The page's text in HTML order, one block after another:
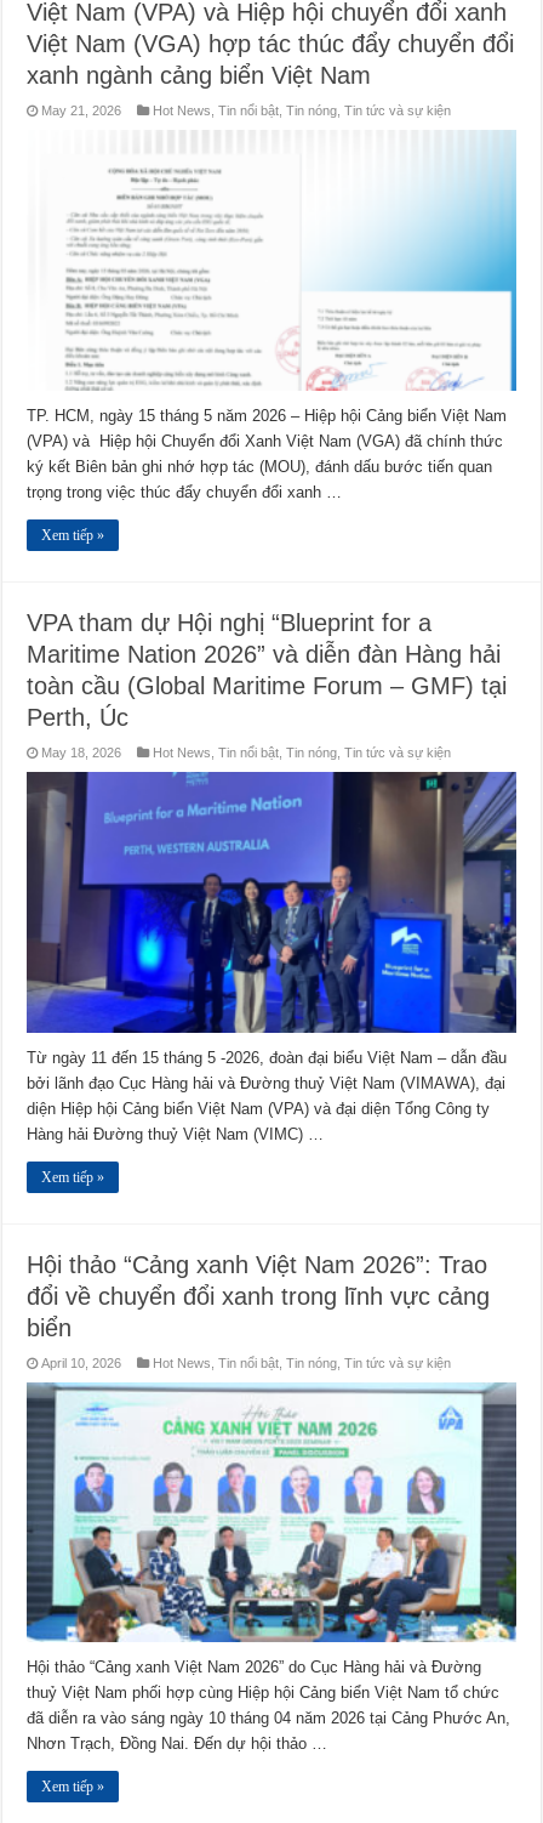
Việt Nam (VPA) và Hiệp hội chuyển đổi xanh
Việt Nam (VGA) hợp tác thúc đẩy chuyển đổi
xanh ngành cảng biển Việt Nam
May 21, 2026 Hot News ,Tin nổi bật ,Tin nóng ,Tin tức và sự kiện
TP. HCM, ngày 15 tháng 5 năm 2026 – Hiệp hội Cảng biển Việt Nam
(VPA) và Hiệp hội Chuyển đổi Xanh Việt Nam (VGA) đã chính thức
ký kết Biên bản ghi nhớ hợp tác (MOU), đánh dấu bước tiến quan
trọng trong việc thúc đẩy chuyển đổi xanh …
Xem tiếp »
VPA tham dự Hội nghị “Blueprint for a
Maritime Nation 2026” và diễn đàn Hàng hải
toàn cầu (Global Maritime Forum – GMF) tại
Perth, Úc
May 18, 2026 Hot News ,Tin nổi bật ,Tin nóng ,Tin tức và sự kiện
Từ ngày 11 đến 15 tháng 5 -2026, đoàn đại biểu Việt Nam – dẫn đầu
bởi lãnh đạo Cục Hàng hải và Đường thuỷ Việt Nam (VIMAWA), đại
diện Hiệp hội Cảng biển Việt Nam (VPA) và đại diện Tổng Công ty
Hàng hải Đường thuỷ Việt Nam (VIMC) …
Xem tiếp »
Hội thảo “Cảng xanh Việt Nam 2026”: Trao
đổi về chuyển đổi xanh trong lĩnh vực cảng
biển
April 10, 2026 Hot News ,Tin nổi bật ,Tin nóng ,Tin tức và sự kiện
Hội thảo “Cảng xanh Việt Nam 2026” do Cục Hàng hải và Đường
thuỷ Việt Nam phối hợp cùng Hiệp hội Cảng biển Việt Nam tổ chức
đã diễn ra vào sáng ngày 10 tháng 04 năm 2026 tại Cảng Phước An,
Nhơn Trạch, Đồng Nai. Đến dự hội thảo …
Xem tiếp »